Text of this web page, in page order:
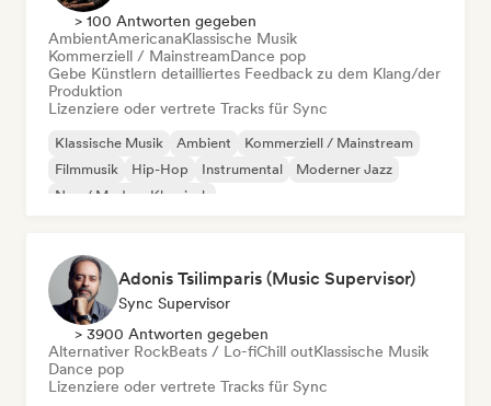
> 100 Antworten gegeben
AmbientAmericanaKlassische Musik
Kommerziell / MainstreamDance pop
Gebe Künstlern detailliertes Feedback zu dem Klang/der
Produktion
Lizenziere oder vertrete Tracks für Sync
Klassische Musik Ambient
Kommerziell / Mainstream
Filmmusik
Hip-Hop Instrumental
Moderner Jazz
Neo / Modern Klassisch
Adonis Tsilimparis (Music Supervisor)
Sync Supervisor
> 3900 Antworten gegeben
Alternativer RockBeats / Lo-fiChill outKlassische Musik
Dance pop
Lizenziere oder vertrete Tracks für Sync